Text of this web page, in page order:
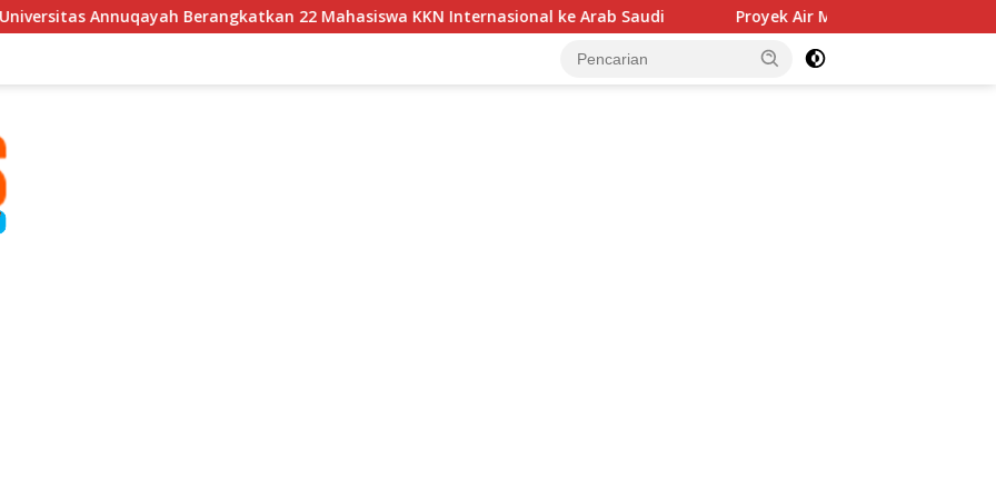
Berangkatkan 22 Mahasiswa KKN Internasional ke Arab Saudi Proyek Air Minum Bersih di Manggarai Timur